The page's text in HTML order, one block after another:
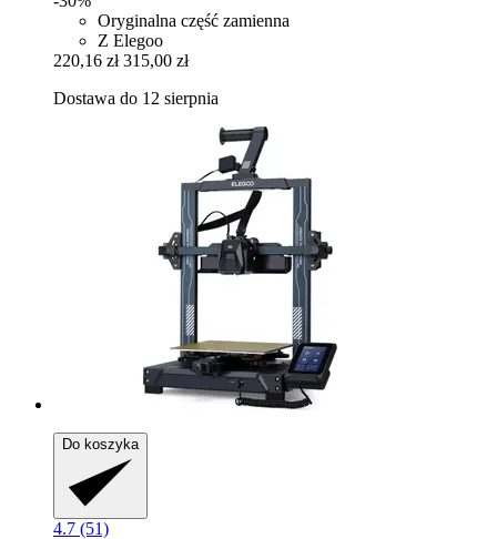
Oryginalna część zamienna
Z Elegoo
220,16 zł 315,00 zł
Dostawa do 12 sierpnia
Do koszyka
4.7 (51)